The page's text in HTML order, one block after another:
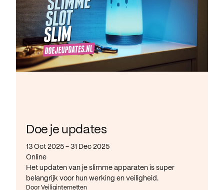
Doe je updates
13 Oct 2025 - 31 Dec 2025
Online
Het updaten van je slimme apparaten is super
belangrijk voor hun werking en veiligheid.
Door Veiliginternetten